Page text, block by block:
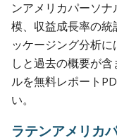
ンアメリカパーソ
模、収益成長率の
ッケージング分析に
しと過去の概要が
ルを無料レポート
い。
ラテンアメリカ